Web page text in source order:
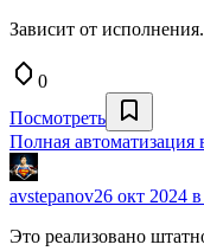
Зависит от
0
Посмотреть
Полная автоматизация
avstepanov26 окт 2024
Это реализовано